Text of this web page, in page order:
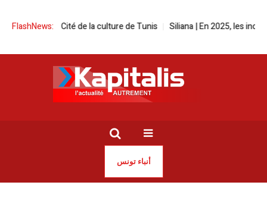
FlashNews:
la Cité de la culture de Tunis Siliana | En 2025, les incendies ont
أنباء تونس